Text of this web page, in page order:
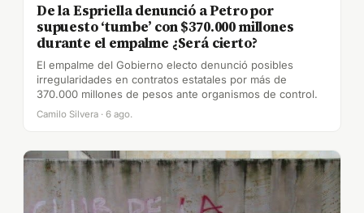
De la Espriella denunció a Petro por
supuesto ‘tumbe’ con $370.000 millones
durante el empalme ¿Será cierto?
El empalme del Gobierno electo denunció posibles
irregularidades en contratos estatales por más de
370.000 millones de pesos ante organismos de control.
Camilo Silvera · 6 ago.